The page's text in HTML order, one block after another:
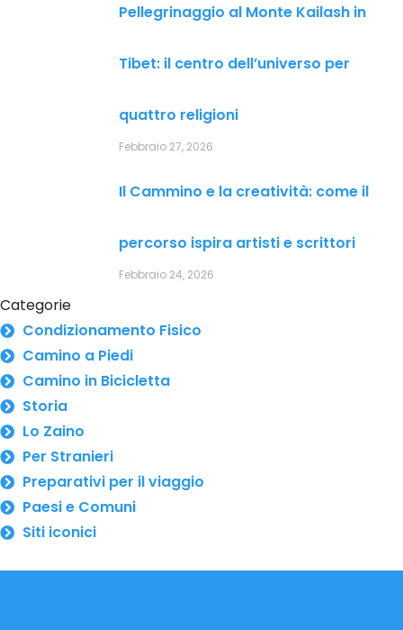
Pellegrinaggio al Monte Kailash in
Tibet: il centro dell’universo per
quattro religioni
Febbraio 27, 2026
Il Cammino e la creatività: come il
percorso ispira artisti e scrittori
Febbraio 24, 2026
Categorie
Condizionamento Fisico
Camino a Piedi
Camino in Bicicletta
Storia
Lo Zaino
Per Stranieri
Preparativi per il viaggio
Paesi e Comuni
Siti iconici